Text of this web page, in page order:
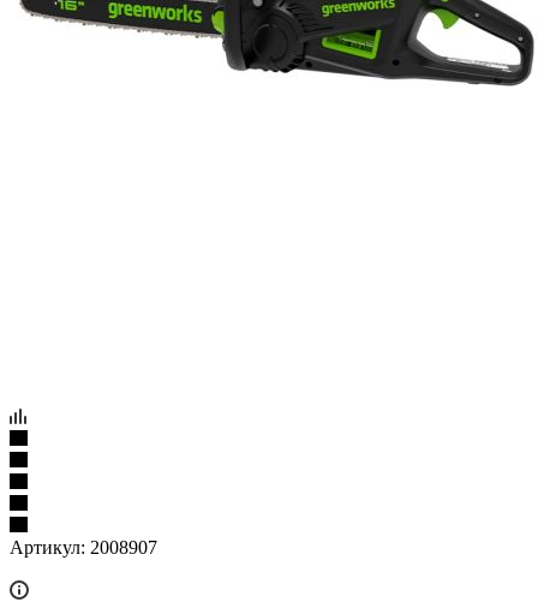
Артикул: 2008907